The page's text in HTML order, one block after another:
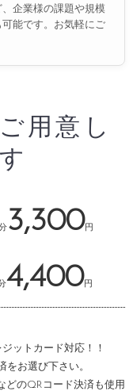
企業様の課題や規模
能です。お気軽にご
用意し
3,300円
4,400円
ットカード対応！！
をお選び下さい。
どのQRコード決済も使用